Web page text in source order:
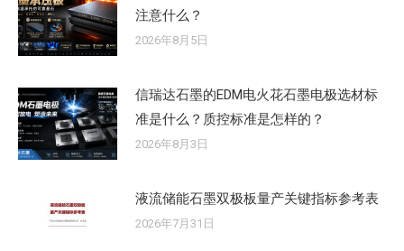
注意什么？
2026年8月5日
信瑞达石墨的EDM电火花石墨电极选材标
准是什么？质控标准是怎样的？
2026年8月3日
液流储能石墨双极板量产关键指标参考表
2026年7月31日